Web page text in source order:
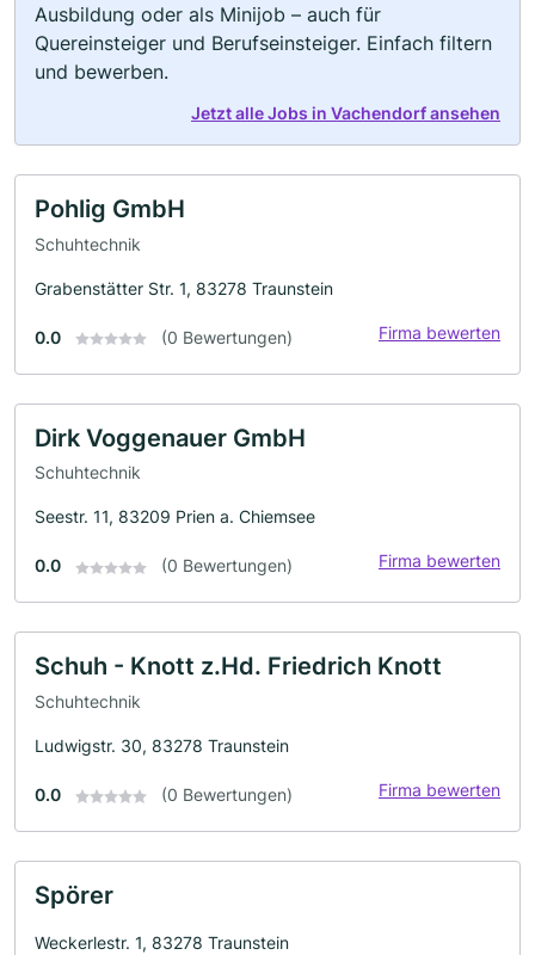
Ausbildung oder als Minijob – auch für
Quereinsteiger und Berufseinsteiger. Einfach filtern
und bewerben.
Jetzt alle Jobs in Vachendorf ansehen
Pohlig GmbH
Schuhtechnik
Grabenstätter Str. 1, 83278 Traunstein
0.0 (0 Bewertungen) Firma bewerten
Dirk Voggenauer GmbH
Schuhtechnik
Seestr. 11, 83209 Prien a. Chiemsee
0.0 (0 Bewertungen) Firma bewerten
Schuh - Knott z.Hd. Friedrich Knott
Schuhtechnik
Ludwigstr. 30, 83278 Traunstein
0.0 (0 Bewertungen) Firma bewerten
Spörer
Weckerlestr. 1, 83278 Traunstein